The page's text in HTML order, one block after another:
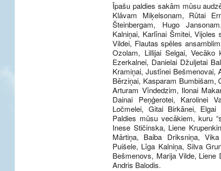
Īpašu paldies sakām mūsu
Klāvam Miķelsonam, Rūtai
Šteinbergam, Hugo
Kalniņai, Karlīnai Šmitei, Vijoles
Vildei, Flautas spēles
Ozolam, Lillijai Selgai,
Ezerkalnei, Danielai Džuljetai
Kramiņai, Justīnei Bešmenovai,
Bērziņai, Kasparam Bumbišam,
Arturam Vīndedzim, Ilonai
Dainai Peņģerotei, Karolinei
Ločmelei, Gitai Birkānei,
Paldies mūsu vecākiem, kuru
Inese Stičinska, Liene
Mārtiņa, Baiba Driksniņa,
Puišele, Līga Kalniņa, Silva
Bešmenovs, Marija Vilde,
Andris Balodis.